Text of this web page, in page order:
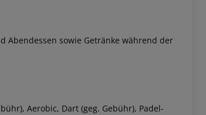
Abendessen sowie Getränke während der
Aerobic, Dart (geg. Gebühr), Padel-